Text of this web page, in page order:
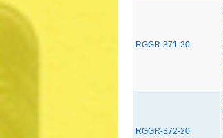
RGGR-371-20
RGGR-372-20